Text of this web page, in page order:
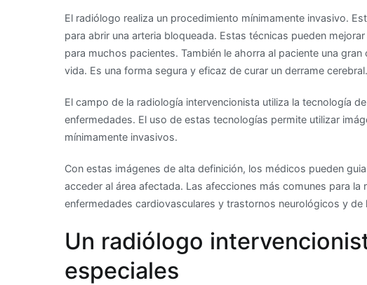
El radiólogo realiza un procedimiento mínimamente invasivo.
para abrir una arteria bloqueada. Estas técnicas pueden
para muchos pacientes. También le ahorra al paciente una
vida. Es una forma segura y eficaz de curar un derrame cerebral.
El campo de la radiología intervencionista utiliza la tecnología
enfermedades. El uso de estas tecnologías permite utilizar
mínimamente invasivos.
Con estas imágenes de alta definición, los médicos pueden
acceder al área afectada. Las afecciones más comunes para la
enfermedades cardiovasculares y trastornos neurológicos y de
Un radiólogo
especiales